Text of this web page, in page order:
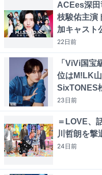
ACEes深田
枝駿佑主演
加キャスト
22日前
「ViVi国宝
位はM!LK
SixTONES
23日前
＝LOVE、
川哲朗を撃
24日前